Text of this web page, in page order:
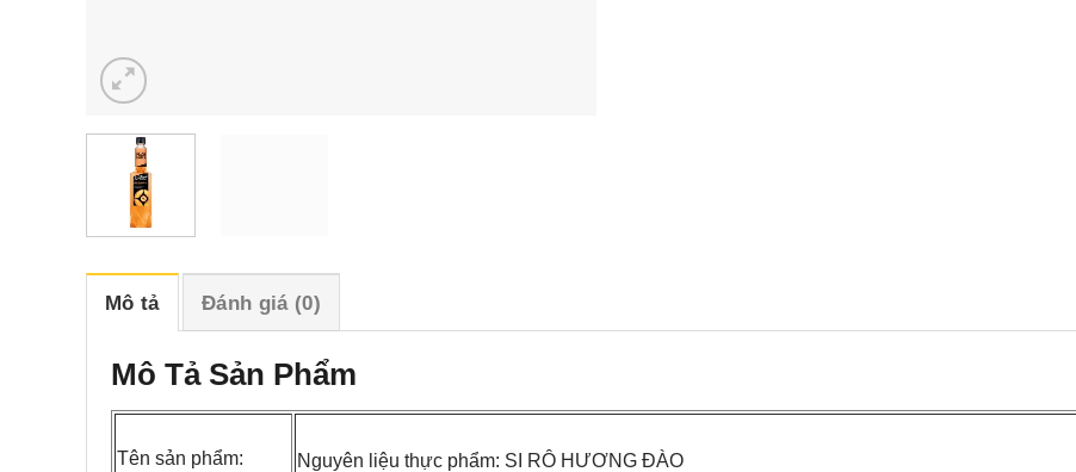
Mô tả Đánh giá (0)
Mô Tả Sản Phẩm
Tên sản phẩm: Nguyên liệu thực phẩm: SI RÔ HƯƠNG ĐÀO